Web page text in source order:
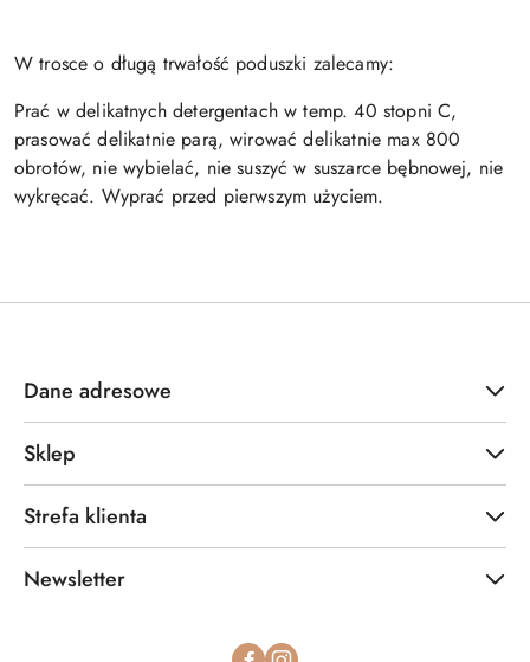
W trosce o długą trwałość poduszki zalecamy:
Prać w delikatnych detergentach w temp. 40 stopni C,
prasować delikatnie parą, wirować delikatnie max 800
obrotów, nie wybielać, nie suszyć w suszarce bębnowej, nie
wykręcać. Wyprać przed pierwszym użyciem.
Dane adresowe
Sklep
Strefa klienta
Newsletter